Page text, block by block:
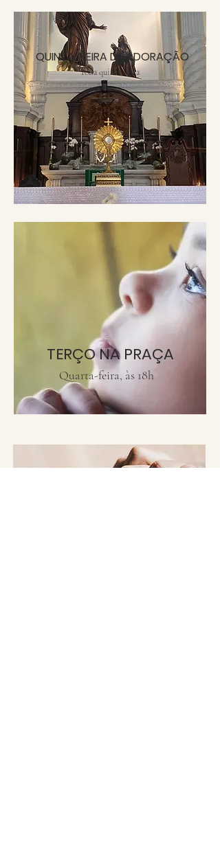
QUINTA-FEIRA DE ADORAÇÃO
Toda quinta-feira
TERÇO NA PRAÇA
Quarta-feira, às 18h